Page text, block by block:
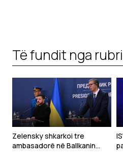
Të fundit nga
Zelensky shkarkoi tre
ambasadorë në Ballkanin